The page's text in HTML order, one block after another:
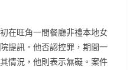
在旺角一間餐廳非禮本地女
提訊。他否認控罪，期間一
情況，他則表示無礙。案件